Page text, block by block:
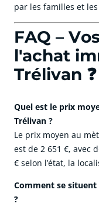
par les familles et
FAQ –
l'achat
Trélivan ❓
Quel est le prix
Trélivan ?
Le prix moyen au
est de 2 651 €, avec
€ selon l’état, la
Comment se
?